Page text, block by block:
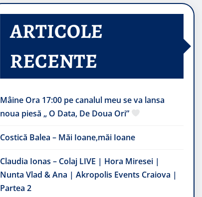
ARTICOLE
RECENTE
Mâine Ora 17:00 pe canalul meu se va lansa
noua piesă „ O Data, De Doua Ori”
Costică Balea – Măi Ioane,măi Ioane
Claudia Ionas – Colaj LIVE | Hora Miresei |
Nunta Vlad & Ana | Akropolis Events Craiova |
Partea 2